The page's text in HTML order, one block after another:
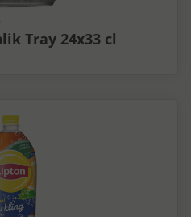
Tray 24x33 cl